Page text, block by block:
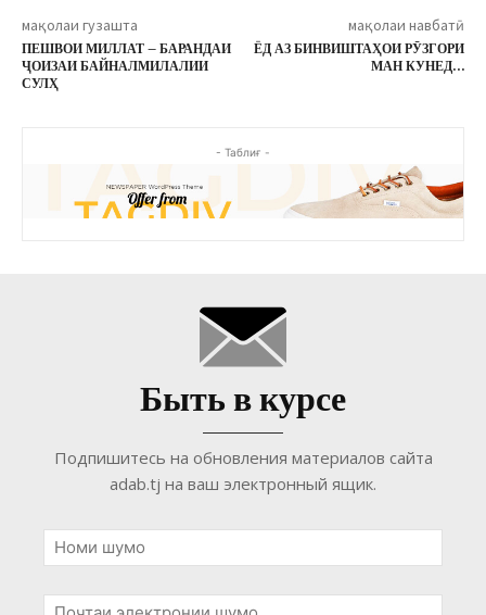
мақолаи гузашта
ПЕШВОИ МИЛЛАТ – БАРАНДАИ
ҶОИЗАИ БАЙНАЛМИЛАЛИИ
СУЛҲ
мақолаи навбатӣ
ЁД АЗ БИНВИШТАҲОИ РӮЗГОРИ
МАН КУНЕД…
- Таблиғ -
Быть в курсе
Подпишитесь на обновления материалов сайта
adab.tj на ваш электронный ящик.